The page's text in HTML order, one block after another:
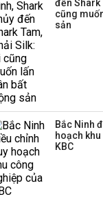
Thị
đến Shark
cũng
sản
Bắc Ninh
hoạch
KBC